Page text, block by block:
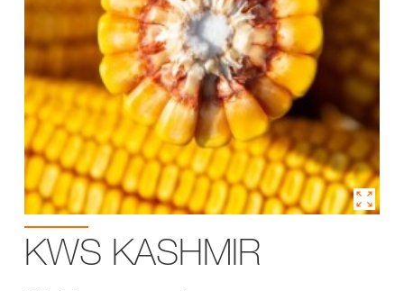
KWS KASHMIR